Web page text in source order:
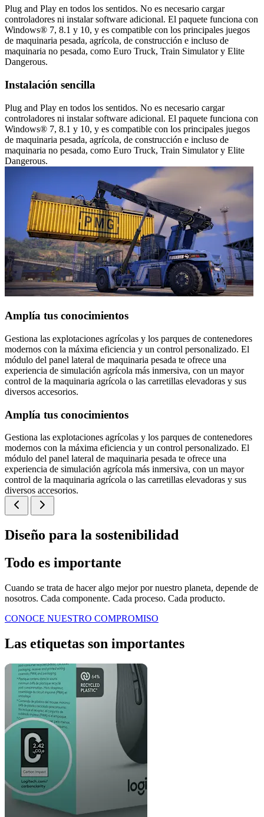
Plug and Play en todos los sentidos. No es necesario cargar
controladores ni instalar software adicional. El paquete funciona con
Windows® 7, 8.1 y 10, y es compatible con los principales juegos
de maquinaria pesada, agrícola, de construcción e incluso de
maquinaria no pesada, como Euro Truck, Train Simulator y Elite
Dangerous.
Instalación sencilla
Plug and Play en todos los sentidos. No es necesario cargar
controladores ni instalar software adicional. El paquete funciona con
Windows® 7, 8.1 y 10, y es compatible con los principales juegos
de maquinaria pesada, agrícola, de construcción e incluso de
maquinaria no pesada, como Euro Truck, Train Simulator y Elite
Dangerous.
Amplía tus conocimientos
Gestiona las explotaciones agrícolas y los parques de contenedores
modernos con la máxima eficiencia y un control personalizado. El
módulo del panel lateral de maquinaria pesada te ofrece una
experiencia de simulación agrícola más inmersiva, con un mayor
control de la maquinaria agrícola o las carretillas elevadoras y sus
diversos accesorios.
Amplía tus conocimientos
Gestiona las explotaciones agrícolas y los parques de contenedores
modernos con la máxima eficiencia y un control personalizado. El
módulo del panel lateral de maquinaria pesada te ofrece una
experiencia de simulación agrícola más inmersiva, con un mayor
control de la maquinaria agrícola o las carretillas elevadoras y sus
diversos accesorios.
Diseño para la sostenibilidad
Todo es importante
Cuando se trata de hacer algo mejor por nuestro planeta, depende de
nosotros. Cada componente. Cada proceso. Cada producto.
CONOCE NUESTRO COMPROMISO
Las etiquetas son importantes